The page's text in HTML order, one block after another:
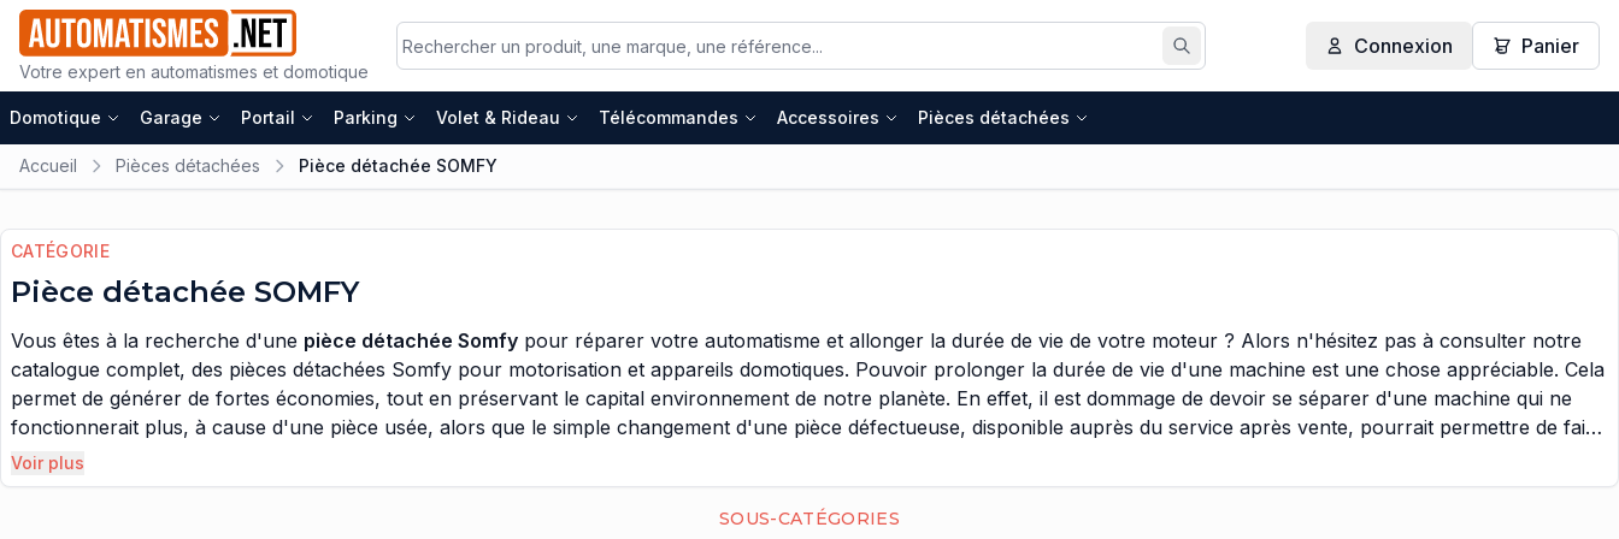
Votre expert en automatismes et domotique
Rechercher
Connexion Panier
Domotique Garage Portail Parking Volet & Rideau Télécommandes Accessoires Pièces détachées
Accueil Pièces détachées Pièce détachée SOMFY
CATÉGORIE
Pièce détachée SOMFY
Vous êtes à la recherche d'une pièce détachée Somfy pour réparer votre automatisme et allonger la durée de vie de votre moteur ? Alors n'hésitez pas à consulter notre
catalogue complet, des pièces détachées Somfy pour motorisation et appareils domotiques. Pouvoir prolonger la durée de vie d'une machine est une chose appréciable. Cela
permet de générer de fortes économies, tout en préservant le capital environnement de notre planète. En effet, il est dommage de devoir se séparer d'une machine qui ne
fonctionnerait plus, à cause d'une pièce usée, alors que le simple changement d'une pièce défectueuse, disponible auprès du service après vente, pourrait permettre de faire
fonctionner la machine, encore pendant plusieurs années. Avoir cet état d'esprit est bénéfique pour la planète et garantie un avenir altruiste aux générations futures.
Concernant le catalogue de pièces détachées Somfy, celui ci est définitivement impressionnant. Cette marque propose une variante de produits phénoménale, et il sera plus
Voir plus
SOUS-CATÉGORIES